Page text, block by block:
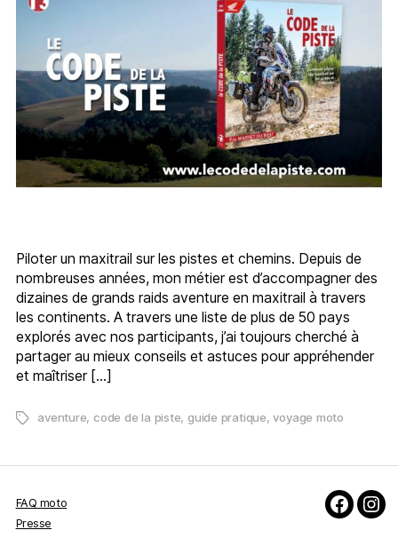
Piloter un maxitrail sur les pistes et chemins. Depuis de
nombreuses années, mon métier est d’accompagner des
dizaines de grands raids aventure en maxitrail à travers
les continents. A travers une liste de plus de 50 pays
explorés avec nos participants, j’ai toujours cherché à
partager au mieux conseils et astuces pour appréhender
et maîtriser […]
Étiquettes
aventure, code de la piste, guide pratique,voyage moto
FAQ moto
Presse